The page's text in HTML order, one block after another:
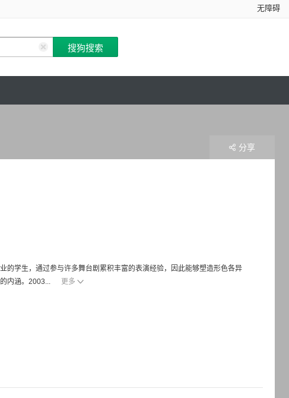
无障碍
的学生，通过参与许多舞台剧累积丰富的表演经验，因此能够塑造形色各异
内涵。2003...
更多
分享